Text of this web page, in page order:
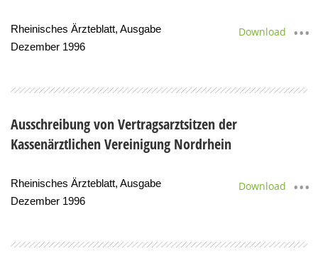
Rheinisches Ärzteblatt, Ausgabe
Dezember 1996
Download
Ausschreibung von Vertragsarztsitzen der
Kassenärztlichen Vereinigung Nordrhein
Rheinisches Ärzteblatt, Ausgabe
Dezember 1996
Download